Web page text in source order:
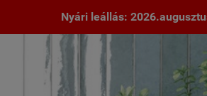
Nyári leállás: